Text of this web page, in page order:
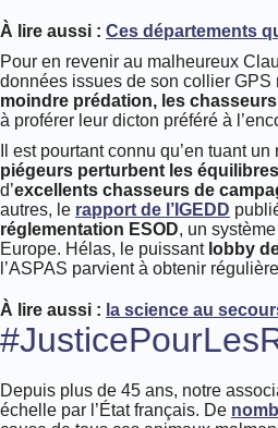
À lire aussi : Ces départements
Pour en revenir au malheureux
données issues de son collier GPS
moindre prédation, les
à proférer leur dicton préféré à
Il est pourtant connu qu’en tuant
piégeurs perturbent les
d’excellents chasseurs de
autres, le rapport de l’IGEDD
réglementation ESOD, un
Europe. Hélas, le puissant lobby
l’ASPAS parvient à obtenir
À lire aussi : la science au
Depuis plus de 45 ans, notre
échelle par l’État français. De